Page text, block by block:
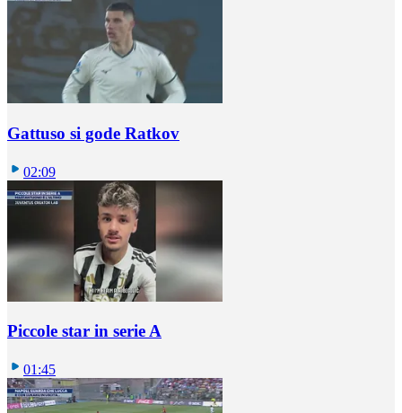
Gattuso si gode Ratkov
02:09
Piccole star in serie A
01:45